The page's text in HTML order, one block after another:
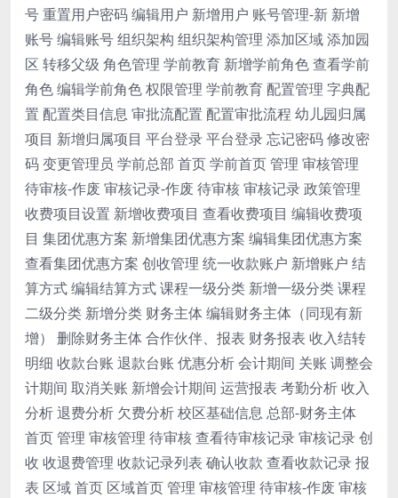
号 重置用户密码 编辑用户 新增用户 账号管理-新 新增
账号 编辑账号 组织架构 组织架构管理 添加区域 添加园
区 转移父级 角色管理 学前教育 新增学前角色 查看学前
角色 编辑学前角色 权限管理 学前教育 配置管理 字典配
置 配置类目信息 审批流配置 配置审批流程 幼儿园归属
项目 新增归属项目 平台登录 平台登录 忘记密码 修改密
码 变更管理员 学前总部 首页 学前首页 管理 审核管理
待审核-作废 审核记录-作废 待审核 审核记录 政策管理
收费项目设置 新增收费项目 查看收费项目 编辑收费项
目 集团优惠方案 新增集团优惠方案 编辑集团优惠方案
查看集团优惠方案 创收管理 统一收款账户 新增账户 结
算方式 编辑结算方式 课程一级分类 新增一级分类 课程
二级分类 新增分类 财务主体 编辑财务主体（同现有新
增） 删除财务主体 合作伙伴、报表 财务报表 收入结转
明细 收款台账 退款台账 优惠分析 会计期间 关账 调整会
计期间 取消关账 新增会计期间 运营报表 考勤分析 收入
分析 退费分析 欠费分析 校区基础信息 总部-财务主体
首页 管理 审核管理 待审核 查看待审核记录 审核记录 创
收 收退费管理 收款记录列表 确认收款 查看收款记录 报
表 区域 首页 区域首页 管理 审核管理 待审核-作废 审核